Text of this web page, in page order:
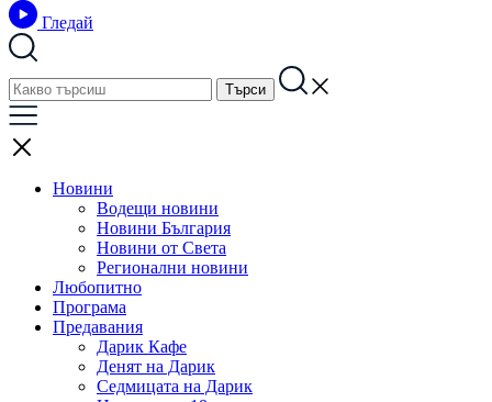
Гледай
Новини
Водещи новини
Новини България
Новини от Света
Регионални новини
Любопитно
Програма
Предавания
Дарик Кафе
Денят на Дарик
Седмицата на Дарик